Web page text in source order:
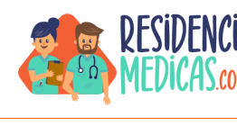
contenido